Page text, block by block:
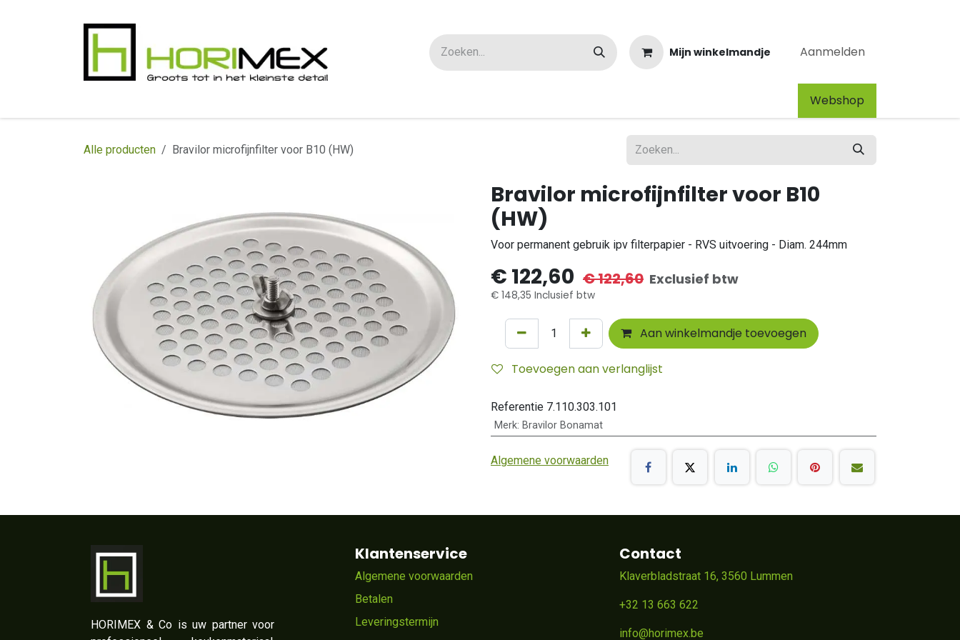
Mijn winkelmandje Aanmelden
Webshop​
Alle producten Bravilor microfijnfilter voor B10 (HW)
Bravilor microfijnfilter voor B10
(HW)
Voor permanent gebruik ipv filterpapier - RVS uitvoering - Diam. 244mm
€ 122,60 €122,60 Exclusief btw
€ 148,35 Inclusief btw
Aan winkelmandje toevoegen
Toevoegen aan verlanglijst
Referentie 7.110.303.101
Merk: Bravilor Bonamat
Algemene voorwaarden
Klantenservice
Algemene voorwaarden
Betalen
Leveringstermijn
Contact
Klaverbladstraat 16, 3560 Lummen
+32 13 663 622
info@horimex.be
​HORIMEX & Co is uw partner voor